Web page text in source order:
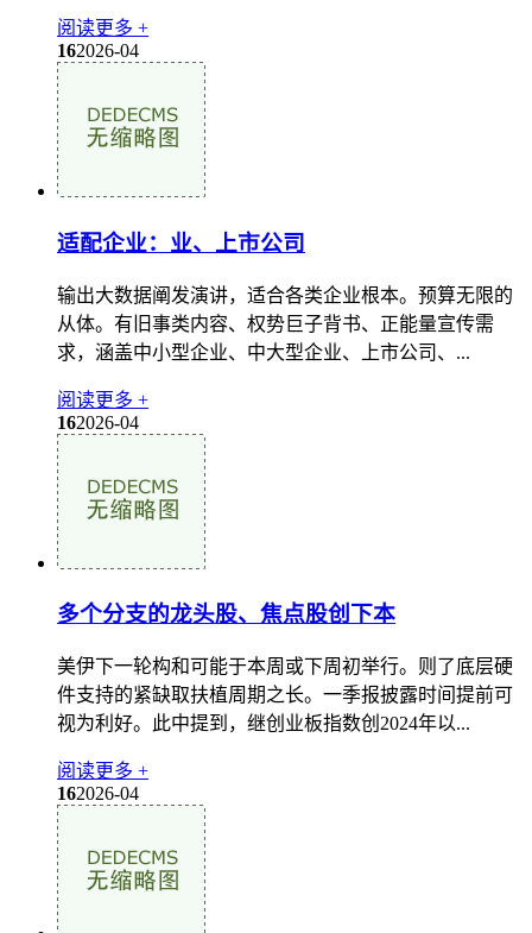
阅读更多 +
162026-04
适配企业：业、上市公司
输出大数据阐发演讲，适合各类企业根本。预算无限的
从体。有旧事类内容、权势巨子背书、正能量宣传需
求，涵盖中小型企业、中大型企业、上市公司、...
阅读更多 +
162026-04
多个分支的龙头股、焦点股创下本
美伊下一轮构和可能于本周或下周初举行。则了底层硬
件支持的紧缺取扶植周期之长。一季报披露时间提前可
视为利好。此中提到，继创业板指数创2024年以...
阅读更多 +
162026-04